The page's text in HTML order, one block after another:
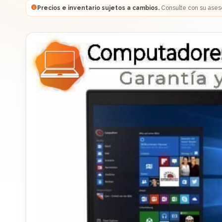
Precios e inventario sujetos a cambios.Consulte con su